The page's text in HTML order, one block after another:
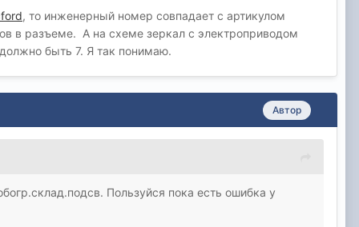
проводил апгрейд Вашего пепелаца. Как допустим
самому, а не пользоваться чужими мозгами, когда
тему по зеркалам, которая есть на форуме.
разберетесь сами, если уж оседлали этого коня.
, то инженерный номер совпадает с артикулом
в разъеме. А на схеме зеркал с электроприводом
быть 7. Я так понимаю.
Автор
Пользуйся пока есть ошибка у